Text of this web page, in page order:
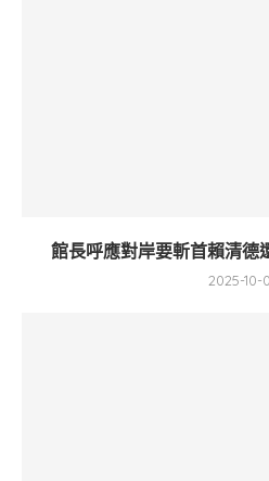
館長呼應對岸要斬首賴清
2025-10-